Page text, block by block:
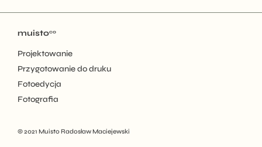
muistoco
Projektowanie
Przygotowanie do druku
Fotoedycja
Fotografia
© 2021 Muisto Radosław Maciejewski